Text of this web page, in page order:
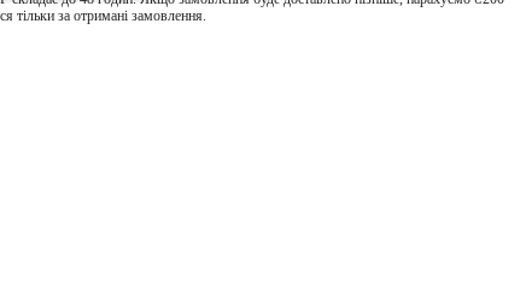
тільки за отримані замовлення.